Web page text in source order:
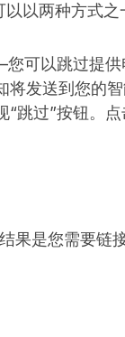
以两种方式之
可以跳过提供
发送到您的
跳过”按钮。
果是您需要链